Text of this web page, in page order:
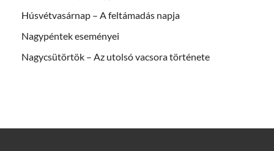
Húsvétvasárnap – A feltámadás napja
Nagypéntek eseményei
Nagycsütörtök – Az utolsó vacsora története